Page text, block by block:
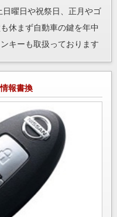
曜日や祝祭日、正月やゴ
休まず自動車の鍵を年中
キーも取扱っております
報書換